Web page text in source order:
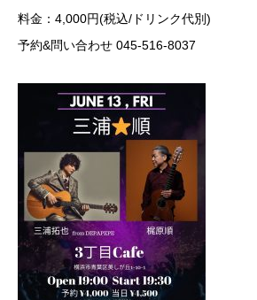
料金：4,000円(税込/ドリンク代別)
予約&問い合わせ 045-516-8037